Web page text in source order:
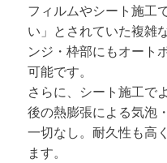
フィルムやシート施工
い」とされていた複雑
ンジ・枠部にもオート
可能です。
さらに、シート施工で
後の熱膨張による気泡
一切なし。耐久性も高
ます。